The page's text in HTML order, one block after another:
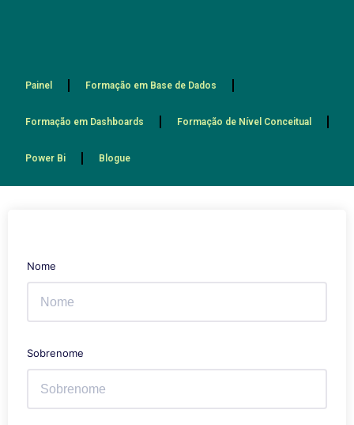
Painel Formação em Base de Dados
Formação em Dashboards Formação de Nível Conceitual
Power Bi Blogue
Nome
Sobrenome